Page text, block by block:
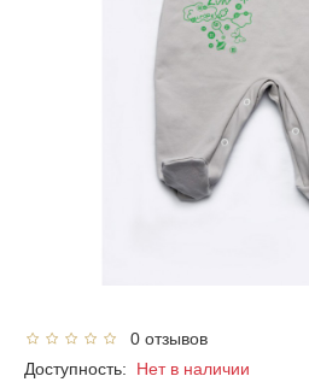
0 отзывов
Доступность: Нет в наличии